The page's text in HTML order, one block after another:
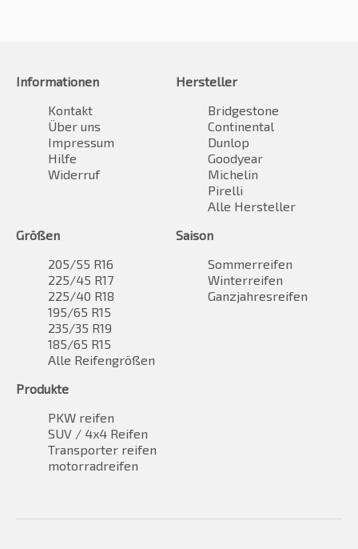
Informationen
Kontakt
Über uns
Impressum
Hilfe
Widerruf
Hersteller
Bridgestone
Continental
Dunlop
Goodyear
Michelin
Pirelli
Alle Hersteller
Größen
205/55 R16
225/45 R17
225/40 R18
195/65 R15
235/35 R19
185/65 R15
Alle Reifengrößen
Saison
Sommerreifen
Winterreifen
Ganzjahresreifen
Produkte
PKW reifen
SUV / 4x4 Reifen
Transporter reifen
motorradreifen